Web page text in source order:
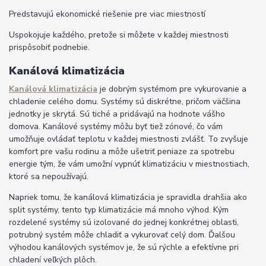
Predstavujú ekonomické riešenie pre viac miestností
Uspokojuje každého, pretože si môžete v každej miestnosti
prispôsobiť podnebie.
Kanálová klimatizácia
Kanálová klimatizácia je dobrým systémom pre vykurovanie a
chladenie celého domu. Systémy sú diskrétne, pričom väčšina
jednotky je skrytá. Sú tiché a pridávajú na hodnote vášho
domova. Kanálové systémy môžu byť tiež zónové, čo vám
umožňuje ovládať teplotu v každej miestnosti zvlášť. To zvyšuje
komfort pre vašu rodinu a môže ušetriť peniaze za spotrebu
energie tým, že vám umožní vypnúť klimatizáciu v miestnostiach,
ktoré sa nepoužívajú.
Napriek tomu, že kanálová klimatizácia je spravidla drahšia ako
split systémy, tento typ klimatizácie má mnoho výhod. Kým
rozdelené systémy sú izolované do jednej konkrétnej oblasti,
potrubný systém môže chladiť a vykurovať celý dom. Ďalšou
výhodou kanálových systémov je, že sú rýchle a efektívne pri
chladení veľkých plôch.